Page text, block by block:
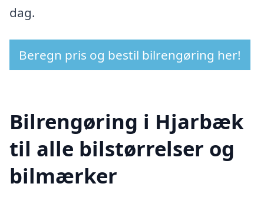
dag.
Beregn pris og bestil bilrengøring her!
Bilrengøring i Hjarbæk
til alle bilstørrelser og
bilmærker